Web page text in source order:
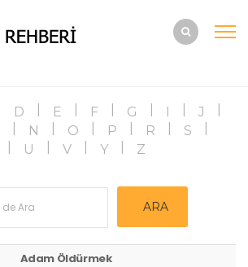
D E F G I
J
N O P R
S
U V Y Z
Adam Öldürmek